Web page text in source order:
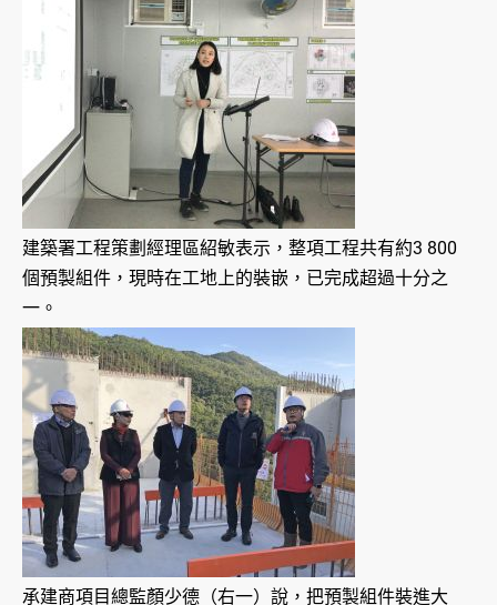
建築署工程策劃經理區紹敏表示，整項工程共有約3 800
個預製組件，現時在工地上的裝嵌，已完成超過十分之
一。
承建商項目總監顏少德（右一）說，把預製組件裝進大